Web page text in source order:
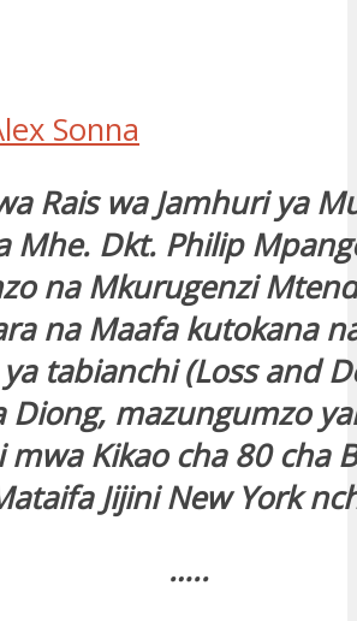
Sonna
Rais wa Jamhuri ya
Mhe. Dkt. Philip
na Mkurugenzi
na Maafa kutokana
tabianchi (Loss and
Diong, mazungumzo
Kikao cha 80 cha
Jijini New York
…..